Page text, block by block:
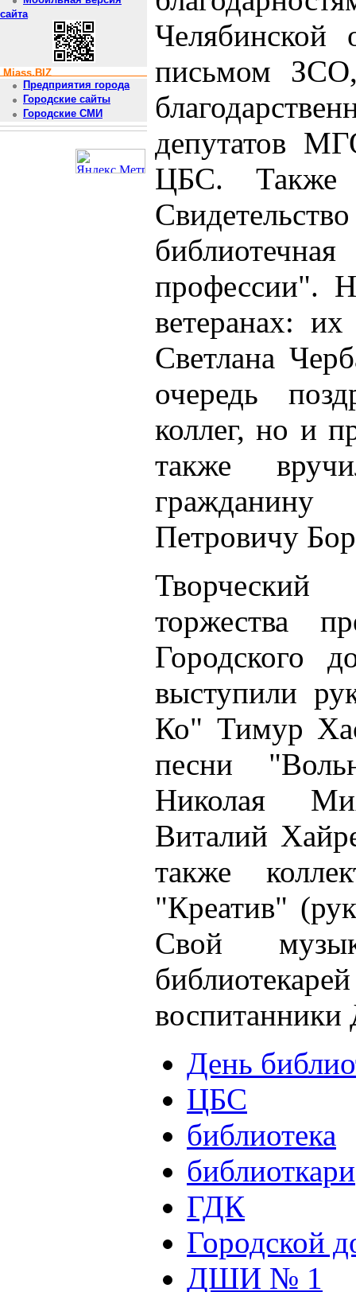
сайта
Miass.BIZ
Предприятия города
Городские сайты
Городские СМИ
Челябинской
письмом
депутатов
ЦБС. Также
профессии".
ветеранах:
Светлана
очередь
коллег, но и
также
Петровичу
торжества
Городского
выступили
Ко" Тимур
песни
Николая
Виталий
также
"Креатив"
Свой
День
ЦБС
библиотека
библиоткари
ГДК
Городской
ДШИ № 1